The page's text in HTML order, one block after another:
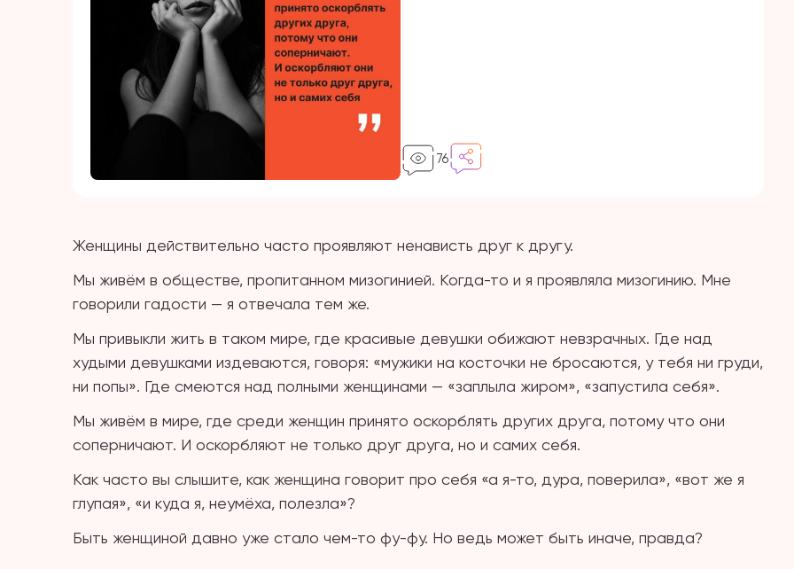
76
Женщины действительно часто проявляют ненависть друг к другу.
Мы живём в обществе, пропитанном мизогинией. Когда-то и я проявляла мизогинию. Мне
говорили гадости — я отвечала тем же.
Мы привыкли жить в таком мире, где красивые девушки обижают невзрачных. Где над
худыми девушками издеваются, говоря: «мужики на косточки не бросаются, у тебя ни груди,
ни попы». Где смеются над полными женщинами — «заплыла жиром», «запустила себя».
Мы живём в мире, где среди женщин принято оскорблять других друга, потому что они
соперничают. И оскорбляют не только друг друга, но и самих себя.
Как часто вы слышите, как женщина говорит про себя «а я-то, дура, поверила», «вот же я
глупая», «и куда я, неумёха, полезла»?
Быть женщиной давно уже стало чем-то фу-фу. Но ведь может быть иначе, правда?